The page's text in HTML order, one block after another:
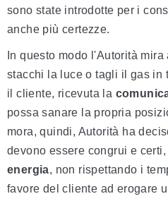
sono state introdotte per i
anche più certezze.
In questo modo l'Autorità
stacchi la luce o tagli il gas in
il cliente, ricevuta la
possa sanare la propria
mora, quindi, Autorità ha
devono essere congrui e
energia, non rispettando i
favore del cliente ad erogare